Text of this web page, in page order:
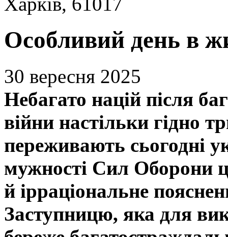
Особливий день в
30 вересня 2025
Небагато націй після
війни настільки гідно
переживають сьогодні
мужності Сил Оборони
й ірраціональне
Заступницю, яка для